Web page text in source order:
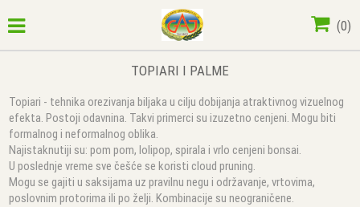
(0)
TOPIARI I PALME
Topiari - tehnika orezivanja biljaka u cilju dobijanja atraktivnog vizuelnog
efekta. Postoji odavnina. Takvi primerci su izuzetno cenjeni. Mogu biti
formalnog i neformalnog oblika.
Najistaknutiji su: pom pom, lolipop, spirala i vrlo cenjeni bonsai.
U poslednje vreme sve češće se koristi cloud pruning.
Mogu se gajiti u saksijama uz pravilnu negu i održavanje, vrtovima,
poslovnim protorima ili po želji. Kombinacije su neograničene.